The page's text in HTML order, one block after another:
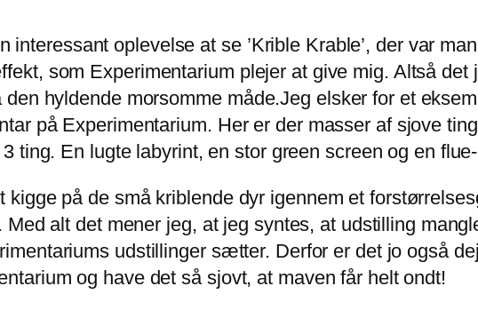
oplevelse at se ’Krible Krable’, der var
som Experimentarium plejer at give mig. Altså
hyldende morsomme måde.Jeg elsker for et
på Experimentarium. Her er der masser af sjove
ting. En lugte labyrint, en stor green screen og en
kigge på de små kriblende dyr igennem et
Med alt det mener jeg, at jeg syntes, at udstilling
udstillinger sætter. Derfor er det jo også
og have det så sjovt, at maven får helt ondt!